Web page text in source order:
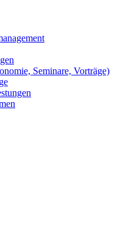
Seminare, Vorträge)